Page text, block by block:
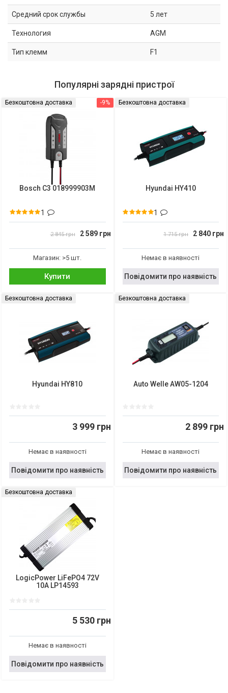
Средний срок службы 5 лет
Технология AGM
Тип клемм F1
Популярні зарядні пристрої
-9%
Безкоштовна доставка
Bosch C3 018999903M
1
2 845 грн 2 589 грн
Магазин: >5 шт.
Купити
Безкоштовна доставка
Hyundai HY410
1
1 715 грн 2 840 грн
Немає в наявності
Повідомити про наявність
Безкоштовна доставка
Hyundai HY810
3 999 грн
Немає в наявності
Повідомити про наявність
Безкоштовна доставка
Auto Welle AW05-1204
2 899 грн
Немає в наявності
Повідомити про наявність
Безкоштовна доставка
LogicPower LiFePO4 72V
10A LP14593
5 530 грн
Немає в наявності
Повідомити про наявність